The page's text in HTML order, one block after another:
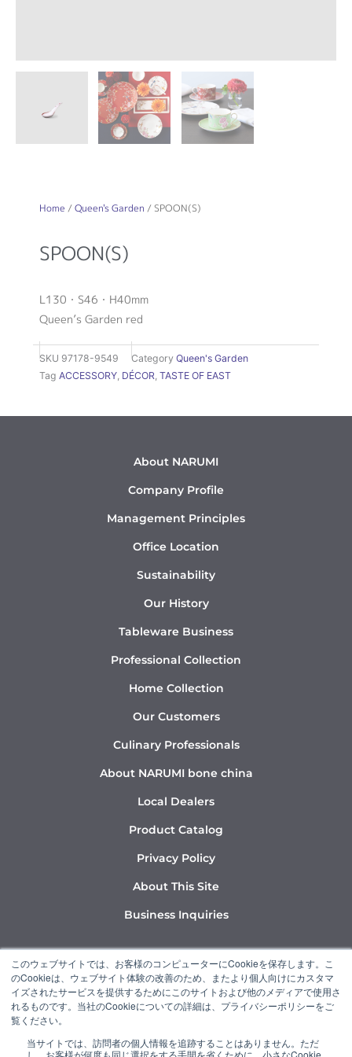
このウェブサイトでは、お客様のコンピューターにCookieを保存します。こ
のCookieは、ウェブサイト体験の改善のため、またより個人向けにカスタマ
イズされたサービスを提供するためにこのサイトおよび他のメディアで使用さ
れるものです。当社のCookieについての詳細は、プライバシーポリシーをご
覧ください。
当サイトでは、訪問者の個人情報を追跡することはありません。ただ
し、お客様が何度も同じ選択をする手間を省くために、小さなCookie
Home /Queen's Garden / SPOON(S)
SPOON(S)
L130・S46・H40mm
Queen’s Garden red
SKU 97178-9549 Category Queen's Garden
Tag ACCESSORY DÉCOR TASTE OF EAST
About NARUMI
Company Profile
Management Principles
Office Location
Sustainability
Our History
Tableware Business
Professional Collection
Home Collection
Our Customers
Culinary Professionals
About NARUMI bone china
Local Dealers
Product Catalog
Privacy Policy
About This Site
Business Inquiries
Y
o
u
t
b
I
n
s
t
g
L
i
n
k
d